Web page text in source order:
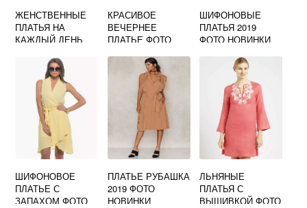
ЖЕНСТВЕННЫЕ
ПЛАТЬЯ НА
КАЖДЫЙ ДЕНЬ
КРАСИВОЕ
ВЕЧЕРНЕЕ
ПЛАТЬЕ ФОТО
ШИФОНОВЫЕ
ПЛАТЬЯ 2019
ФОТО НОВИНКИ
ШИФОНОВОЕ
ПЛАТЬЕ С
ЗАПАХОМ ФОТО
ПЛАТЬЕ РУБАШКА
2019 ФОТО
НОВИНКИ
ЛЬНЯНЫЕ
ПЛАТЬЯ С
ВЫШИВКОЙ ФОТО